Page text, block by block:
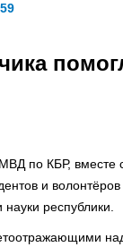
59
по КБР, вместе
и
республики.